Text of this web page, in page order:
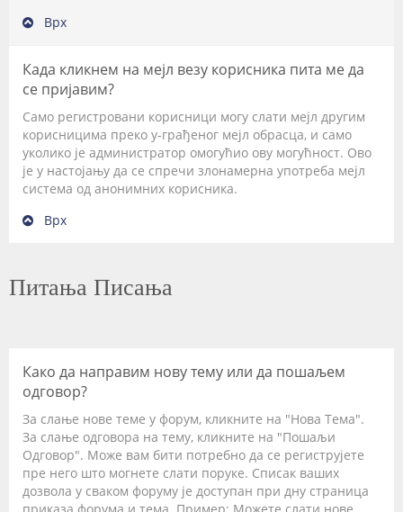
Врх
Када кликнем на мејл везу корисника пита ме да
се пријавим?
Само регистровани корисници могу слати мејл другим
корисницима преко у-грађеног мејл обрасца, и само
уколико је администратор омогућио ову могућност. Ово
је у настојању да се спречи злонамерна употреба мејл
система од анонимних корисника.
Врх
Питања Писања
Како да направим нову тему или да пошаљем
одговор?
За слање нове теме у форум, кликните на "Нова Тема".
За слање одговора на тему, кликните на "Пошаљи
Одговор". Може вам бити потребно да се региструјете
пре него што могнете слати поруке. Списак ваших
дозвола у сваком форуму је доступан при дну страница